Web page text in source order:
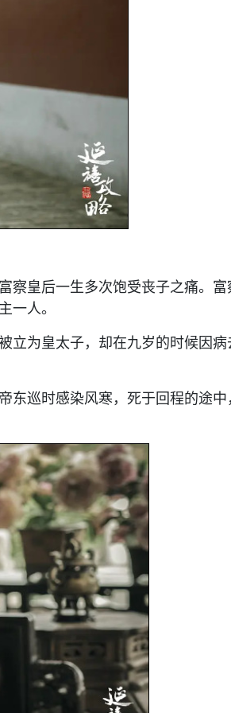
察皇后一生多次饱受丧子之痛。富
一人。
立为皇太子，却在九岁的时候因病
东巡时感染风寒，死于回程的途中